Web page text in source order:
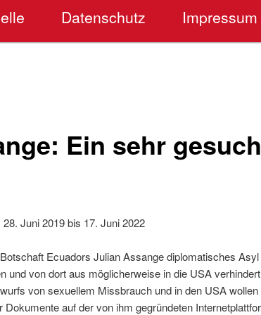
Datenschutz Impressum
Ein sehr
Juni 2019 bis 17. Juni 2022
Ecuadors Julian Assange diplomatisches
und von dort aus möglicherweise in die USA
von sexuellem Missbrauch und in den USA
Dokumente auf der von ihm gegründeten